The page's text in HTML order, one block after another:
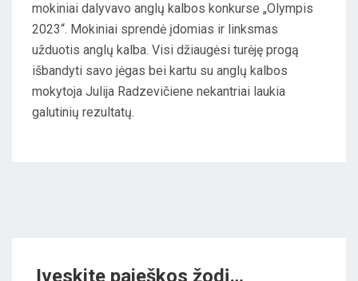
T
E
N
mokiniai dalyvavo anglų kalbos konkurse „Olympis
2023“. Mokiniai sprendė įdomias ir linksmas
užduotis anglų kalba. Visi džiaugėsi turėję progą
išbandyti savo jėgas bei kartu su anglų kalbos
mokytoja Julija Radzevičiene nekantriai laukia
galutinių rezultatų.
Įveskite paieškos žodį…